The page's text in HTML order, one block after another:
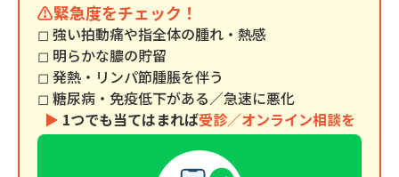
⚠️緊急度をチェック！
◻︎ 強い拍動痛や指全体の腫れ・熱感
◻︎ 明らかな膿の貯留
◻︎ 発熱・リンパ節腫脹を伴う
◻︎ 糖尿病・免疫低下がある／急速に悪化
▶︎ 1つでも当てはまれば受診／オンライン相談を